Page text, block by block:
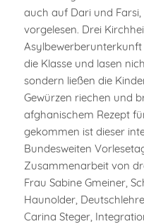
auch auf Dari und Farsi,
vorgelesen. Drei
die Klasse und lasen
sondern ließen die
Gewürzen riechen und
afghanischem Rezept
gekommen ist dieser
Bundesweiten
Zusammenarbeit von
Frau Sabine Gmeiner,
Haunolder,
Carina Steger,